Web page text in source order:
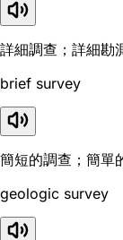
詳細調查；詳細勘
brief survey
簡短的調查；簡單
geologic survey